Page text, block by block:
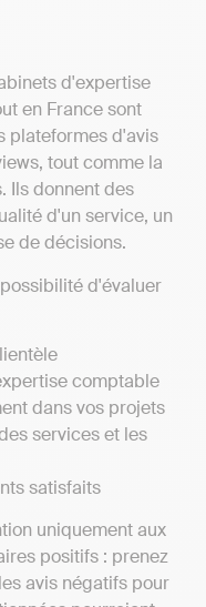
d'expertise
en France sont
plateformes d'avis
tout comme la
Ils donnent des
d'un service, un
de décisions.
d'évaluer
comptable
dans vos projets
services et les
satisfaits
uniquement aux
positifs : prenez
avis négatifs pour